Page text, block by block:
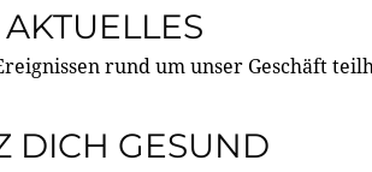
AKTUELLES
rund um unser Geschäft
DICH GESUND